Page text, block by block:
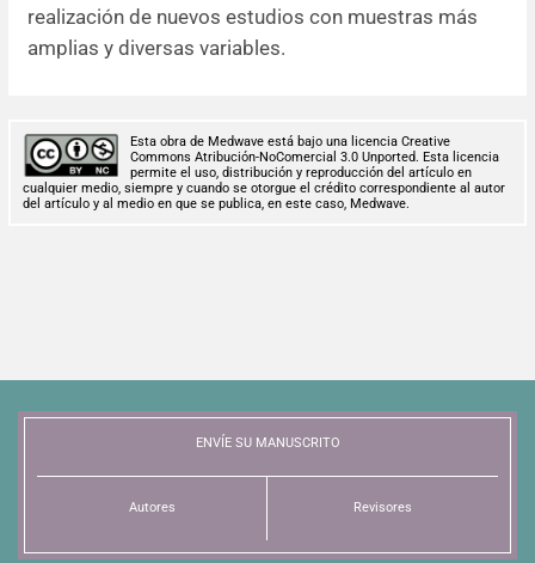
realización de nuevos estudios con muestras más
amplias y diversas variables.
Esta obra de Medwave está bajo una licencia Creative
Commons Atribución-NoComercial 3.0 Unported. Esta licencia
permite el uso, distribución y reproducción del artículo en
cualquier medio, siempre y cuando se otorgue el crédito correspondiente al autor
del artículo y al medio en que se publica, en este caso, Medwave.
ENVÍE SU MANUSCRITO
Autores Revisores